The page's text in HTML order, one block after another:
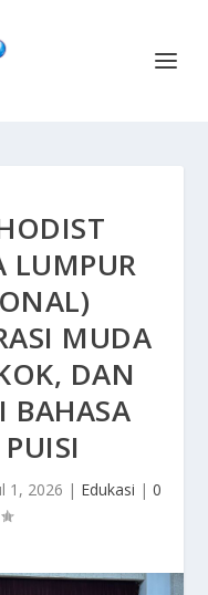
LUMPUR
MUDA
DAN
BAHASA
1, 2026 | Edukasi | 0